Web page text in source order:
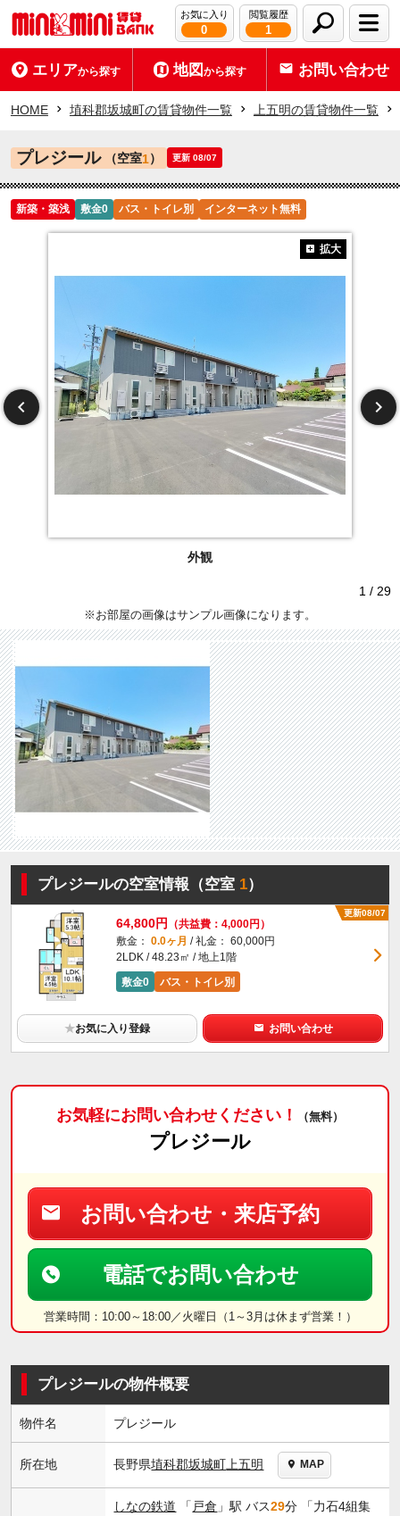
お気に入り
0
閲覧履歴
1
エリアから探す 地図から探す お問い合わせ
HOME 埴科郡坂城町の賃貸物件一覧 上五明の賃貸物件一覧
プレジール （空室1） 更新 08/07
新築・築浅 敷金0 バス・トイレ別 インターネット無料
外観
拡大
1 / 29
※お部屋の画像はサンプル画像になります。
プレジールの空室情報（空室1）
更新08/07
64,800円
（共益費：4,000円）
敷金： 0.0ヶ月 / 礼金： 60,000円
2LDK / 48.23㎡ / 地上1階
敷金0
バス・トイレ別
★お気に入り登録 お問い合わせ
お気軽にお問い合わせください！ （無料）
プレジール
お問い合わせ・来店予約
電話でお問い合わせ
営業時間：10:00～18:00／火曜日（1～3月は休まず営業！）
プレジールの物件概要
物件名 プレジール
所在地 長野県埴科郡坂城町 上五明 MAP
しなの鉄道 「 戸倉 」駅 バス29分 「力石4組集